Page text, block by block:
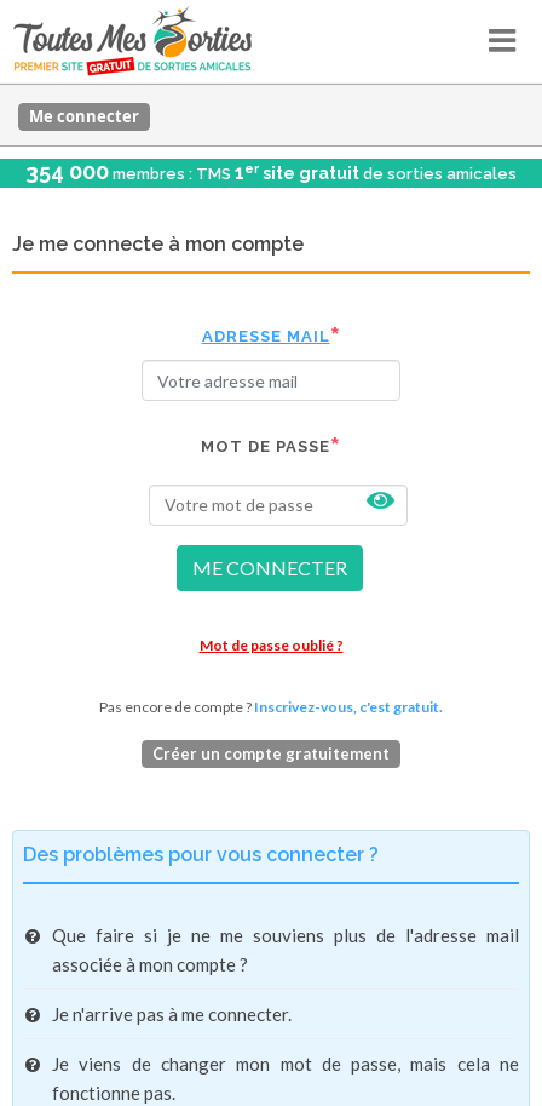
Me connecter
354 000 membres : TMS 1er site gratuit de sorties amicales
Je me connecte à mon compte
ADRESSE MAIL
MOT DE PASSE
ME CONNECTER
Mot de passe oublié ?
Pas encore de compte ? Inscrivez-vous, c'est gratuit.
Créer un compte gratuitement
Des problèmes pour vous connecter ?
Que faire si je ne me souviens plus de l'adresse mail
associée à mon compte ?
Je n'arrive pas à me connecter.
Je viens de changer mon mot de passe, mais cela ne
fonctionne pas.